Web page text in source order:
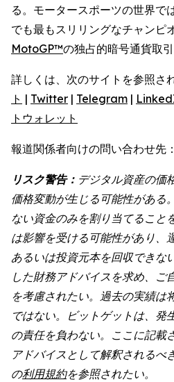
る。モータースポーツの世界で
でも最もスリリングなチャンピ
MotoGP™の独占的暗号通貨取
詳しくは、次のサイトを参照さ
ト | Twitter | Telegram |
トウォレット
報道関係者向けの問い合わせ先：
リスク警告： デジタル資産の価
価格変動が生じる可能性がある
ない資金のみを割り当てること
は影響を受ける可能性があり、
あるいは投資元本を回収できな
した財務アドバイスを求め、ご
を考慮されたい。過去の実績は
ではない。ビットゲットは、発
の責任を負わない。ここに記載
アドバイスとして解釈されるべ
の利用規約を参照されたい。